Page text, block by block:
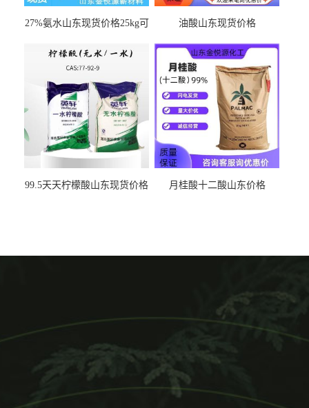
27%氨水山东现货价格25kg可
油酸山东现货价格
99.5天天柠檬酸山东现货价格 月桂酸十二酸山东价格